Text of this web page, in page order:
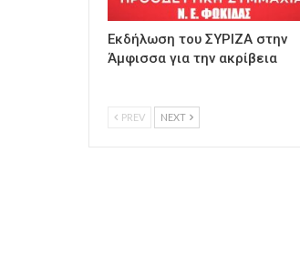
Εκδήλωση του ΣΥΡΙΖΑ στην
Άμφισσα για την ακρίβεια
PREV NEXT